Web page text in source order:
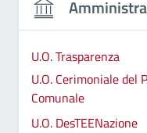
U.O. Trasparenza
U.O. Cerimoniale del
Comunale
U.O. DesTEENazione